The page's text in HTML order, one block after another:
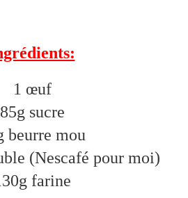
1 œuf
85g sucre
beurre mou
(Nescafé pour moi)
farine